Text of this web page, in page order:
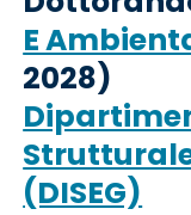
E
2028)
(DISEG)